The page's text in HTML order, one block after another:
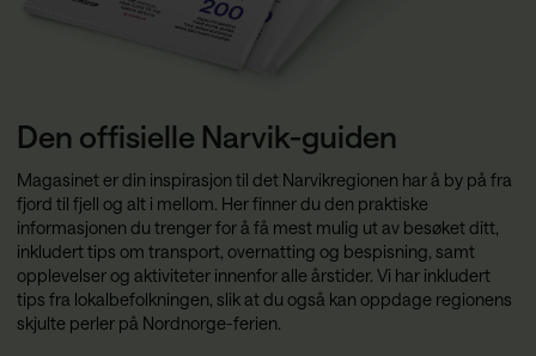
Den offisielle Narvik-guiden
Magasinet er din inspirasjon til det Narvikregionen har å by på fra
fjord til fjell og alt i mellom. Her finner du den praktiske
informasjonen du trenger for å få mest mulig ut av besøket ditt,
inkludert tips om transport, overnatting og bespisning, samt
opplevelser og aktiviteter innenfor alle årstider. Vi har inkludert
tips fra lokalbefolkningen, slik at du også kan oppdage regionens
skjulte perler på Nordnorge-ferien.